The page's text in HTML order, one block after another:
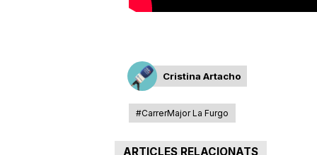
o
Cristina Artacho
#CarrerMajor La Furgo
ARTICLES RELACIONATS